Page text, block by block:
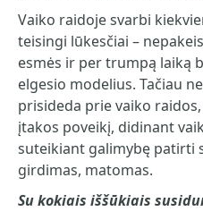
Vaiko raidoje svarbi
teisingi lūkesčiai –
esmės ir per trumpą laiką
elgesio modelius. Tačiau
prisideda prie vaiko
įtakos poveikį, didinant
suteikiant galimybę patirti
girdimas, matomas.
Su kokiais iššūkiais